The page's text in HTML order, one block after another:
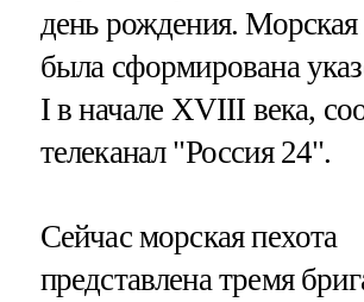
день рождения. Морская
была сформирована
I в начале XVIII века,
телеканал "Россия 24".
Сейчас морская пехота
представлена тремя